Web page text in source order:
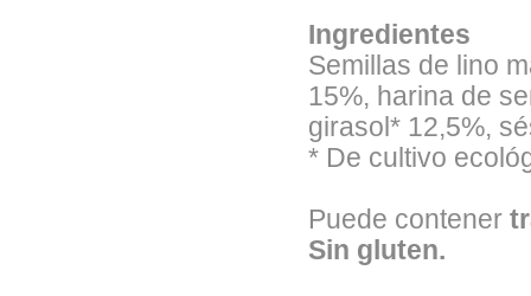
Ingredientes
Semillas de lino
15%, harina de
girasol* 12,5%,
* De cultivo
Puede contener
Sin gluten.